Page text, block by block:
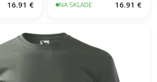
16.91 € NA SKLADE 16.91 €